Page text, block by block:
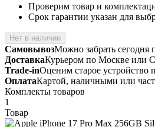
Проверим товар и
Срок гарантии указан для
Нет в наличии
СамовывозМожно забрать сегодня
ДоставкаКурьером по Москве или
Trade-inОценим старое устройство
ОплатаКартой, наличными или
Комплекты товаров
1
Товар